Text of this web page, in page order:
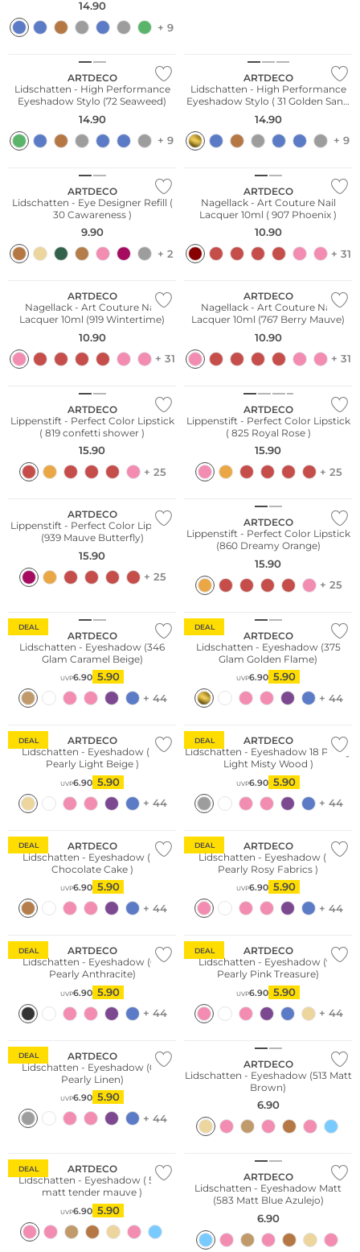
14.90
+ 9
Wasserfest
ARTDECO
Lidschatten - High Performance
Eyeshadow Stylo (72 Seaweed)
14.90
+ 9
ARTDECO
Lidschatten - High Performance
Eyeshadow Stylo ( 31 Golden Sand
)
14.90
+ 9
ARTDECO
Lidschatten - Eye Designer Refill (
30 Cawareness )
9.90
+ 2
ARTDECO
Nagellack - Art Couture Nail
Lacquer 10ml ( 907 Phoenix )
10.90
+ 31
ARTDECO
Nagellack - Art Couture Nail
Lacquer 10ml (919 Wintertime)
10.90
+ 31
ARTDECO
Nagellack - Art Couture Nail
Lacquer 10ml (767 Berry Mauve)
10.90
+ 31
ARTDECO
Lippenstift - Perfect Color Lipstick
( 819 confetti shower )
15.90
+ 25
ARTDECO
Lippenstift - Perfect Color Lipstick
( 825 Royal Rose )
15.90
+ 25
ARTDECO
Lippenstift - Perfect Color Lipstick
(939 Mauve Butterfly)
15.90
+ 25
ARTDECO
Lippenstift - Perfect Color Lipstick
(860 Dreamy Orange)
15.90
+ 25
DEAL
ARTDECO
Lidschatten - Eyeshadow (346
Glam Caramel Beige)
UVP6.90 5.90
+ 44
DEAL
ARTDECO
Lidschatten - Eyeshadow (375
Glam Golden Flame)
UVP6.90 5.90
+ 44
DEAL
ARTDECO
Lidschatten - Eyeshadow ( 29
Pearly Light Beige )
UVP6.90 5.90
+ 44
DEAL
ARTDECO
Lidschatten - Eyeshadow 18 Pearly
Light Misty Wood )
UVP6.90 5.90
+ 44
DEAL
ARTDECO
Lidschatten - Eyeshadow ( 12
Chocolate Cake )
UVP6.90 5.90
+ 44
DEAL
ARTDECO
Lidschatten - Eyeshadow ( 31
Pearly Rosy Fabrics )
UVP6.90 5.90
+ 44
DEAL
ARTDECO
Lidschatten - Eyeshadow (02
Pearly Anthracite)
UVP6.90 5.90
+ 44
DEAL
ARTDECO
Lidschatten - Eyeshadow (97
Pearly Pink Treasure)
UVP6.90 5.90
+ 44
DEAL
ARTDECO
Lidschatten - Eyeshadow (08
Pearly Linen)
UVP6.90 5.90
+ 44
ARTDECO
Lidschatten - Eyeshadow (513 Matt
Brown)
6.90
DEAL
ARTDECO
Lidschatten - Eyeshadow ( 574
matt tender mauve )
UVP6.90 5.90
ARTDECO
Lidschatten - Eyeshadow Matt
(583 Matt Blue Azulejo)
6.90